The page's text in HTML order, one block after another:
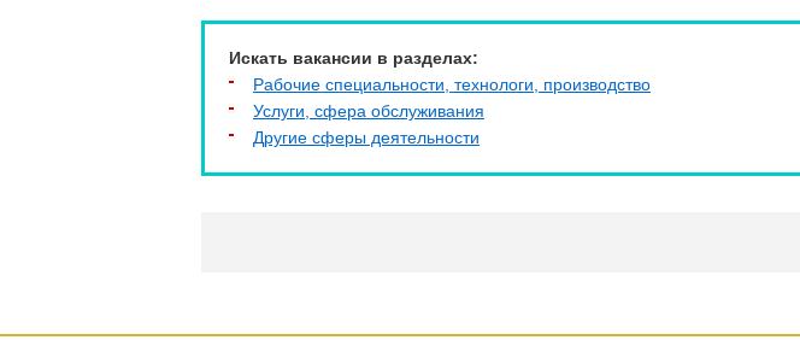
Искать вакансии в разделах:
Рабочие специальности, технологи, производство
Услуги, cфера обслуживания
Другие сферы деятельности